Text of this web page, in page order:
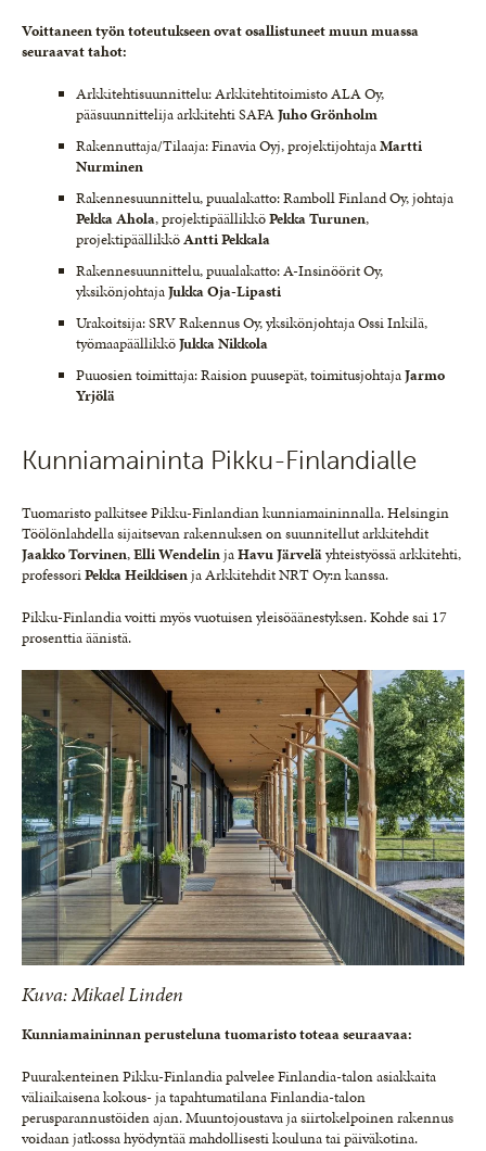
Voittaneen työn toteutukseen ovat osallistuneet muun muassa
seuraavat tahot:
Arkkitehtisuunnittelu: Arkkitehtitoimisto ALA Oy,
pääsuunnittelija arkkitehti SAFAJuhoGrönholm
Rakennuttaja/Tilaaja: Finavia Oyj, projektijohtajaMartti
Nurminen
Rakennesuunnittelu, puualakatto: Ramboll Finland Oy, johtaja
Pekka Ahola, projektipäällikköPekka Turunen,
projektipäällikköAntti Pekkala
Rakennesuunnittelu, puualakatto: A-Insinöörit Oy,
yksikönjohtajaJukka Oja-Lipasti
Urakoitsija: SRV Rakennus Oy, yksikönjohtaja Ossi Inkilä,
työmaapäällikköJukkaNikkola
Puuosien toimittaja: Raision puusepät, toimitusjohtajaJarmo
Yrjölä
Kunniamaininta Pikku-Finlandialle
Tuomaristo palkitsee Pikku-Finlandian kunniamaininnalla. Helsingin
Töölönlahdella sijaitsevan rakennuksen on suunnitellut arkkitehdit
JaakkoTorvinen,ElliWendelinjaHavuJärveläyhteistyössä arkkitehti,
professoriPekkaHeikkisenja Arkkitehdit NRT Oy:n kanssa.
Pikku-Finlandia voitti myös vuotuisen yleisöäänestyksen. Kohde sai 17
prosenttia äänistä.
Kuva: Mikael Linden
Kunniamaininnan perusteluna tuomaristo toteaa seuraavaa:
Puurakenteinen Pikku-Finlandia palvelee Finlandia-talon asiakkaita
väliaikaisena kokous- ja tapahtumatilana Finlandia-talon
perusparannustöiden ajan. Muuntojoustava ja siirtokelpoinen rakennus
voidaan jatkossa hyödyntää mahdollisesti kouluna tai päiväkotina.